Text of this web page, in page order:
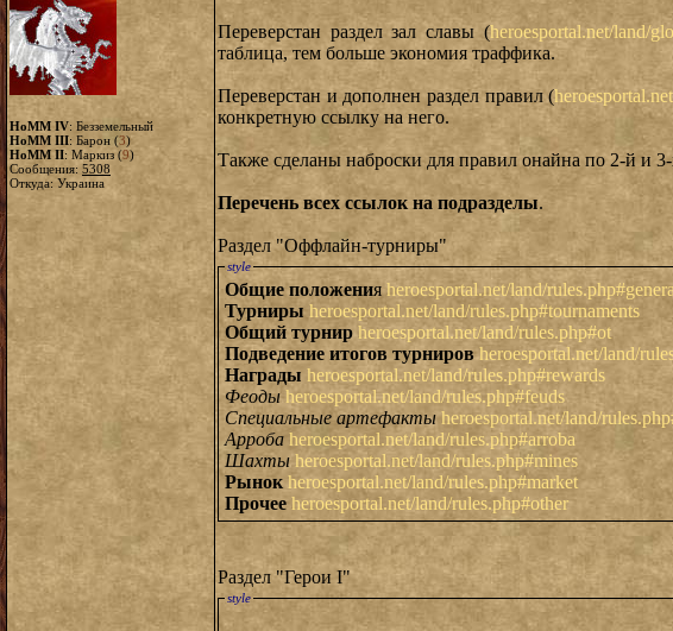
HoMM IV: Безземельный
HoMM III: Барон (3)
HoMM II: Маркиз (9)
Сообщения: 5308
Откуда: Украина
Переверстан раздел зал славы (heroesportal.net/land/
таблица, тем больше экономия траффика.
Переверстан и дополнен раздел правил (
конкретную ссылку на него.
Также сделаны наброски для правил онайна по 2-й и
Перечень всех ссылок на подразделы.
Раздел "Оффлайн-турниры"
style
Общие положенияheroesportal.net/land/
Турниры heroesportal.net/land/rules.php#tournaments
Общий турнир heroesportal.net/land/rules.php#ot
Подведение итогов турниров heroesportal.net/land/
Награды heroesportal.net/land/rules.php#rewards
Феоды heroesportal.net/land/rules.php#feuds
Специальные артефакты heroesportal.net/land/
Арроба heroesportal.net/land/rules.php#arroba
Шахты heroesportal.net/land/rules.php#mines
Рынок heroesportal.net/land/rules.php#market
Прочее heroesportal.net/land/rules.php#other
Раздел "Герои I"
style